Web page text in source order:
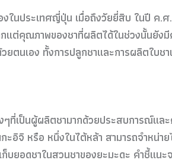
ในประเทศญี่ปุ่น เมื่อถึงวัยยี่สิบ ในปี ค.
กแต่คุณภาพของชาที่ผลิตได้ในช่วงนั้นยัง
ยตนเอง ทั้งการปลูกชาและการผลิตใบช
ที่เป็นผู้ผลิตชามากด้วยประสบการณ์แล
ะอิจิ หรือ หนึ่งในไต้หล้า สามารถจำหน่า
บยอดชาในสวนชาของยะมะดะ คำชี้แน